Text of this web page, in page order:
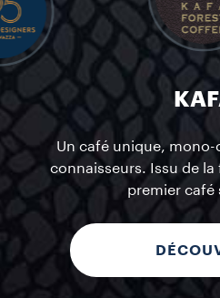
Un café unique,
connaisseurs. Issu de
premier café